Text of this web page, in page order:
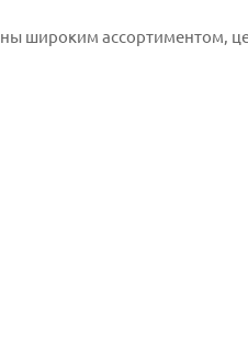
широким ассортиментом,